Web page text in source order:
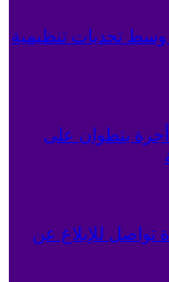
وسط تحديات تنظيمية
بتطوان على
تواصل للإبلاغ عن